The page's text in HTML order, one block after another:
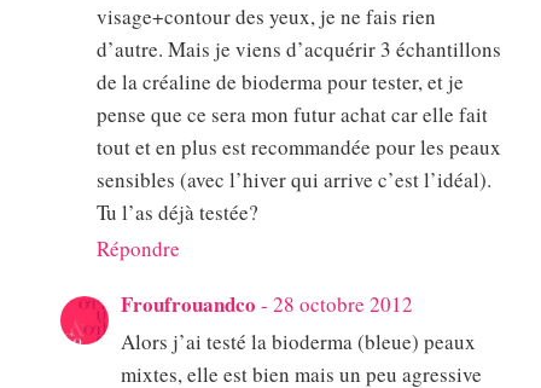
visage+contour des yeux, je ne fais rien
d’autre. Mais je viens d’acquérir 3 échantillons
de la créaline de bioderma pour tester, et je
pense que ce sera mon futur achat car elle fait
tout et en plus est recommandée pour les peaux
sensibles (avec l’hiver qui arrive c’est l’idéal).
Tu l’as déjà testée?
Répondre
Froufrouandco - 28 octobre 2012
Alors j’ai testé la bioderma (bleue) peaux
mixtes, elle est bien mais un peu agressive